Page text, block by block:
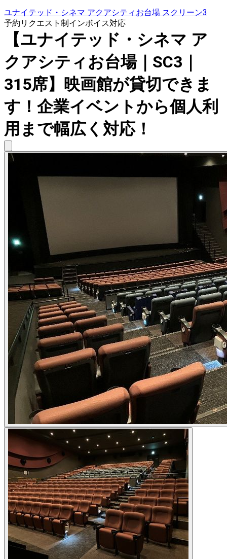
ユナイテッド・シネマ アクアシティお台場 スクリーン3
予約リクエスト制インボイス対応
【ユナイテッド・シネマ ア
クアシティお台場｜SC3｜
315席】映画館が貸切できま
す！企業イベントから個人利
用まで幅広く対応！